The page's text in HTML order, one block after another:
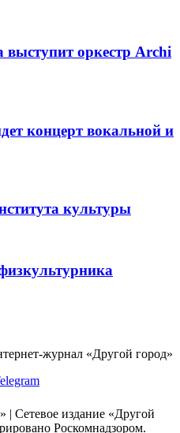
оркестр Archi
концерт вокальной и
культуры
журнал «Другой город»
Сетевое издание «Другой
Роскомнадзором.